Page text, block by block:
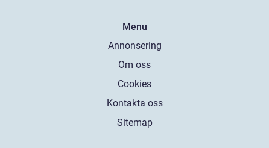
Menu
Annonsering
Om oss
Cookies
Kontakta oss
Sitemap